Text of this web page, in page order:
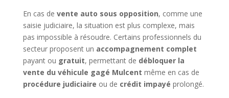
En cas de vente auto sous opposition, comme une
saisie judiciaire, la situation est plus complexe, mais
pas impossible à résoudre. Certains professionnels du
secteur proposent un accompagnement complet
payant ou gratuit, permettant de débloquer la
vente du véhicule gagé Mulcent même en cas de
procédure judiciaire ou de crédit impayé prolongé.